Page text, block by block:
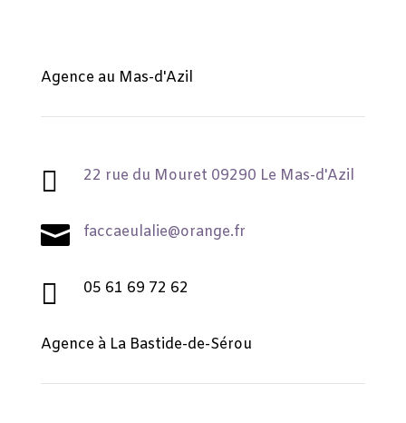
Agence au Mas-d'Azil
 22 rue du Mouret 09290 Le Mas-d'Azil
 faccaeulalie@orange.fr
 05 61 69 72 62
Agence à La Bastide-de-Sérou